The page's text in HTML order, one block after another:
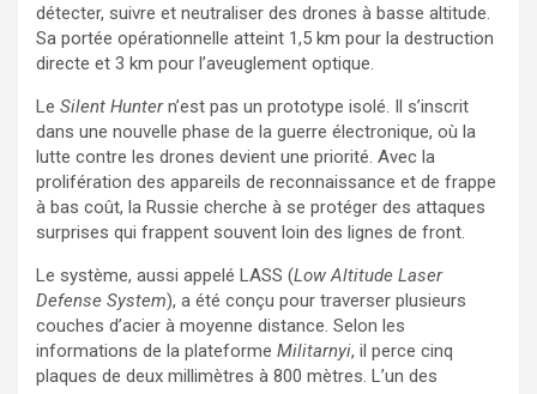
détecter, suivre et neutraliser des drones à basse altitude.
Sa portée opérationnelle atteint 1,5 km pour la destruction
directe et 3 km pour l’aveuglement optique.
Le Silent Huntern’est pas un prototype isolé. Il s’inscrit
dans une nouvelle phase de la guerre électronique, où la
lutte contre les drones devient une priorité. Avec la
prolifération des appareils de reconnaissance et de frappe
à bas coût, la Russie cherche à se protéger des attaques
surprises qui frappent souvent loin des lignes de front.
Le système, aussi appelé LASS (Low Altitude Laser
Defense System), a été conçu pour traverser plusieurs
couches d’acier à moyenne distance. Selon les
informations de la plateforme Militarnyi, il perce cinq
plaques de deux millimètres à 800 mètres. L’un des